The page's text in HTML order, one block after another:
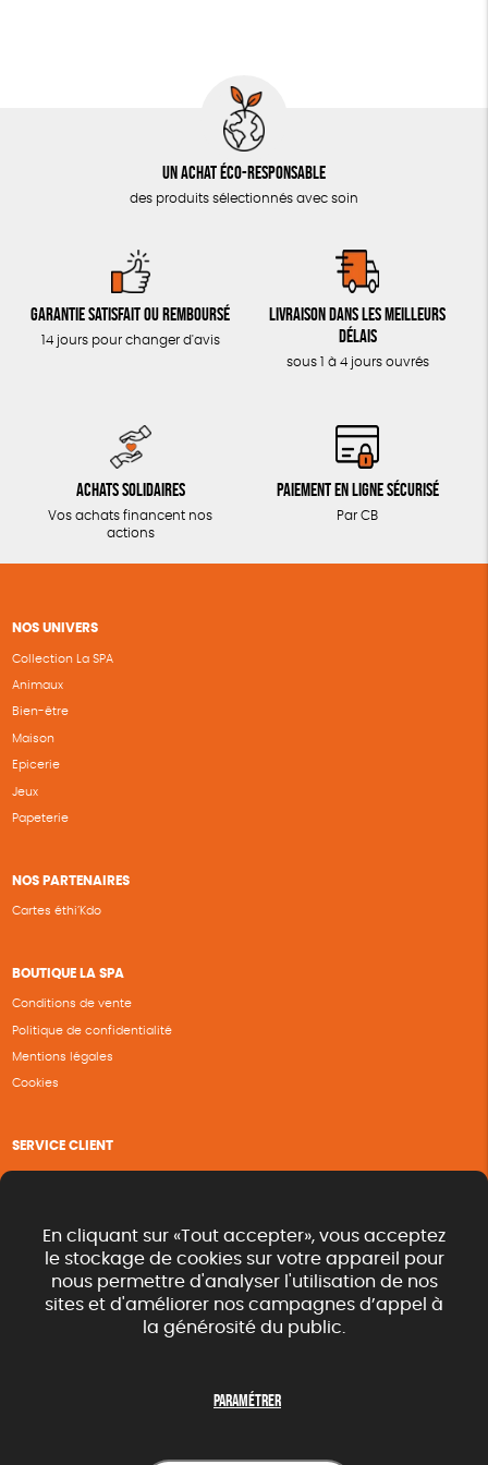
Un achat éco-responsable
des produits sélectionnés avec soin
Garantie satisfait ou remboursé
14 jours pour changer d'avis
Livraison dans les meilleurs
délais
sous 1 à 4 jours ouvrés
Achats solidaires
Vos achats financent nos
actions
Paiement en ligne sécurisé
Par CB
NOS UNIVERS
Collection La SPA
Animaux
Bien-être
Maison
Epicerie
Jeux
Papeterie
NOS PARTENAIRES
Cartes éthi’Kdo
BOUTIQUE LA SPA
Conditions de vente
Politique de confidentialité
Mentions légales
Cookies
SERVICE CLIENT
Nous contacter
Renvoyer des articles
Commande rapide catalogue
En cliquant sur «Tout accepter», vous acceptez
le stockage de cookies sur votre appareil pour
nous permettre d'analyser l'utilisation de nos
sites et d'améliorer nos campagnes d’appel à
la générosité du public.
Paramétrer